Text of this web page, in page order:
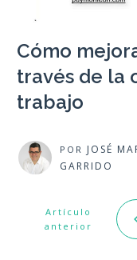
Cómo
través de la
trabajo
POR JOSÉ
GARRIDO
Artículo
anterior